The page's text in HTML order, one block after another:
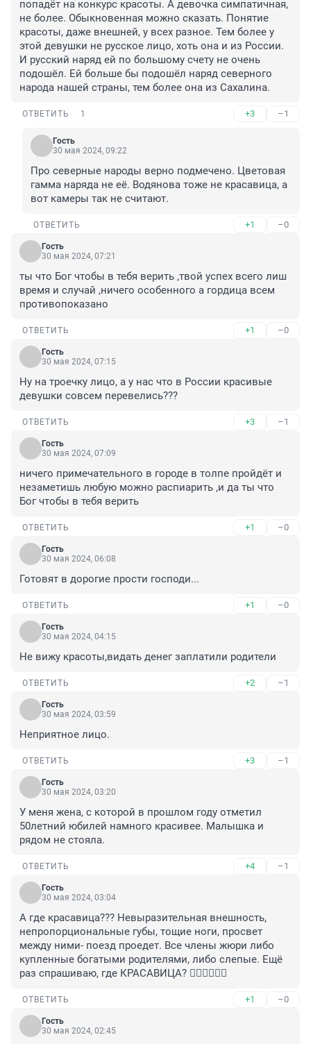
попадёт на конкурс красоты. А девочка симпатичная,
не более. Обыкновенная можно сказать. Понятие
красоты, даже внешней, у всех разное. Тем более у
этой девушки не русское лицо, хоть она и из России.
И русский наряд ей по большому счету не очень
подошёл. Ей больше бы подошёл наряд северного
народа нашей страны, тем более она из Сахалина.
ОТВЕТИТЬ 1 +3 –1
Гость
30 мая 2024, 09:22
Про северные народы верно подмечено. Цветовая
гамма наряда не её. Водянова тоже не красавица, а
вот камеры так не считают.
ОТВЕТИТЬ +1 –0
Гость
30 мая 2024, 07:21
ты что Бог чтобы в тебя верить ,твой успех всего лиш
время и случай ,ничего особенного а гордица всем
противопоказано
ОТВЕТИТЬ +1 –0
Гость
30 мая 2024, 07:15
Ну на троечку лицо, а у нас что в России красивые
девушки совсем перевелись???
ОТВЕТИТЬ +3 –1
Гость
30 мая 2024, 07:09
ничего примечательного в городе в толпе пройдёт и
незаметишь любую можно распиарить ,и да ты что
Бог чтобы в тебя верить
ОТВЕТИТЬ +1 –0
Гость
30 мая 2024, 06:08
Готовят в дорогие прости господи...
ОТВЕТИТЬ +1 –0
Гость
30 мая 2024, 04:15
Не вижу красоты,видать денег заплатили родители
ОТВЕТИТЬ +2 –1
Гость
30 мая 2024, 03:59
Неприятное лицо.
ОТВЕТИТЬ +3 –1
Гость
30 мая 2024, 03:20
У меня жена, с которой в прошлом году отметил
50летний юбилей намного красивее. Малышка и
рядом не стояла.
ОТВЕТИТЬ +4 –1
Гость
30 мая 2024, 03:04
А где красавица??? Невыразительная внешность,
непропорциональные губы, тощие ноги, просвет
между ними- поезд проедет. Все члены жюри либо
купленные богатыми родителями, либо слепые. Ещё
раз спрашиваю, где КРАСАВИЦА? 🤦‍♀️🤦‍♀️🤦‍♀️
ОТВЕТИТЬ +1 –0
Гость
30 мая 2024, 02:45